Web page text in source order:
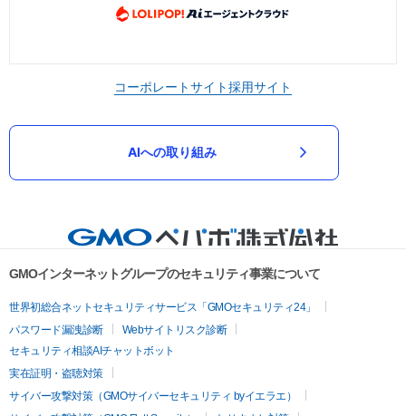
コーポレートサイト採用サイト
AIへの取り組み
GMOインターネットグループのセキュリティ事業について
世界初総合ネットセキュリティサービス「GMOセキュリティ24」
パスワード漏洩診断
Webサイトリスク診断
セキュリティ相談AIチャットボット
実在証明・盗聴対策
サイバー攻撃対策（GMOサイバーセキュリティ byイエラエ）